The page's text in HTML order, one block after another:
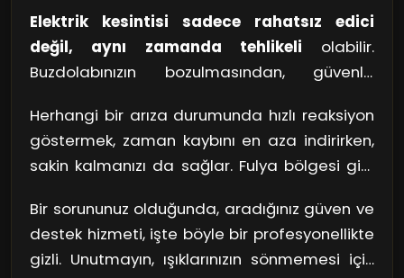
hazırlıyorsunuz ve tam en heyecanlı anında
elektrik gidiyor. Nöbetçi elektrikçiler, işte bu tür
durumlar için devreye giriyor. 24 saat hizmet
vererek, profesyonel ve hızlı bir şekilde arızaya
müdahale ediyorlar.
Elektrik kesintisi sadece rahatsız edici
değil, aynı zamanda tehlikeli olabilir.
Buzdolabınızın bozulmasından, güvenlik
birçok sorunu beraberinde getirir. Nöbetçi
elektrikçiler, bu sorunların üstesinden gelerek,
hayatınızı kolaylaştırıyor. Onlar, her zaman
hazır ve nazır bir orkestra şefi gibi, kaosu
kontrol altına alıyorlar.
Herhangi bir arıza durumunda hızlı reaksiyon
göstermek, zaman kaybını en aza indirirken,
sakin kalmanızı da sağlar. Fulya bölgesi gibi
derece önemlidir. İşte burada, nöbetçi
elektrikçilerin sağladığı profesyonel servis
devreye giriyor. Kısa sürede eve ulaşarak,
Bir sorununuz olduğunda, aradığınız güven ve
destek hizmeti, işte böyle bir profesyonellikte
gizli. Unutmayın, ışıklarınızın sönmemesi için